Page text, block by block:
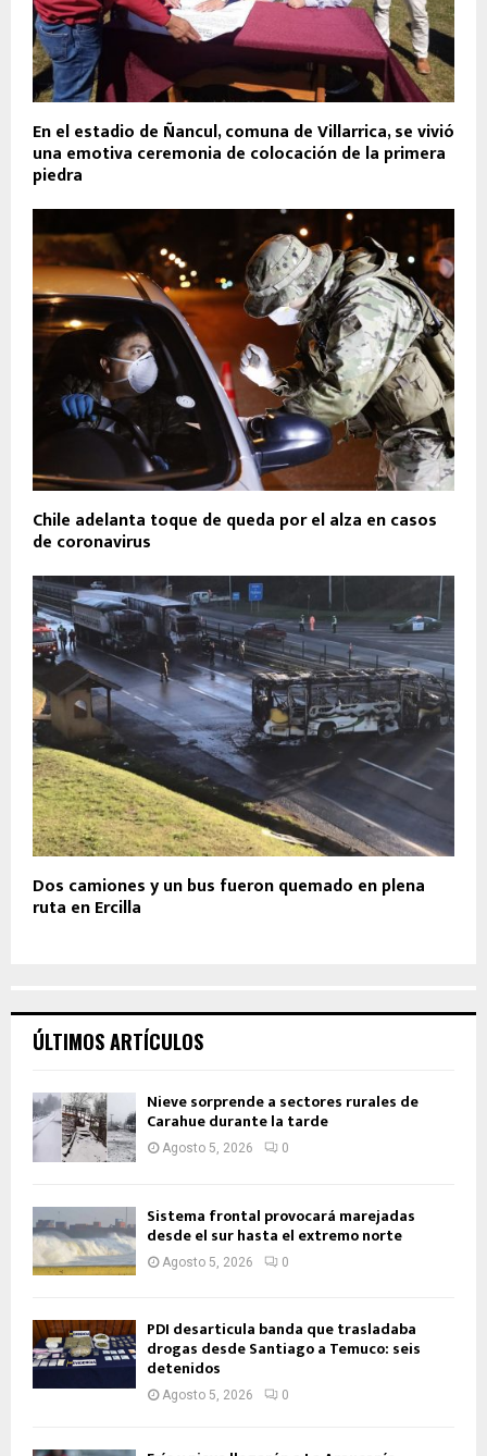
En el estadio de Ñancul, comuna de Villarrica, se vivió
una emotiva ceremonia de colocación de la primera
piedra
Chile adelanta toque de queda por el alza en casos
de coronavirus
Dos camiones y un bus fueron quemado en plena
ruta en Ercilla
ÚLTIMOS ARTÍCULOS
Nieve sorprende a sectores rurales de
Carahue durante la tarde
Agosto 5, 2026 0
Sistema frontal provocará marejadas
desde el sur hasta el extremo norte
Agosto 5, 2026 0
PDI desarticula banda que trasladaba
drogas desde Santiago a Temuco: seis
detenidos
Agosto 5, 2026 0